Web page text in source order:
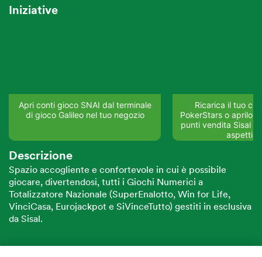
Iniziative
Apri conti gioco SNAI dal terminale
di gioco Galileo nel tuo negozio
Ricarica il tuo
PokerStars o aprilo
punti vendita Sisal
Descrizione
Spazio accogliente e confortevole in cui è possibile
giocare, divertendosi, tutti i Giochi Numerici a
Totalizzatore Nazionale (SuperEnalotto, Win for Life,
VinciCasa, Eurojackpot e SiVinceTutto) gestiti in esclusiva
da Sisal.